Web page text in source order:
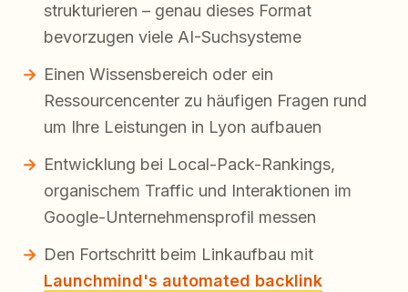
strukturieren – genau dieses Format
bevorzugen viele AI-Suchsysteme
Einen Wissensbereich oder ein
Ressourcencenter zu häufigen Fragen rund
um Ihre Leistungen in Lyon aufbauen
Entwicklung bei Local-Pack-Rankings,
organischem Traffic und Interaktionen im
Google-Unternehmensprofil messen
Den Fortschritt beim Linkaufbau mit
Launchmind's automated backlink